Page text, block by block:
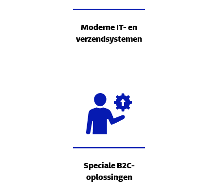
Moderne IT- en
verzendsystemen
Speciale B2C-
oplossingen